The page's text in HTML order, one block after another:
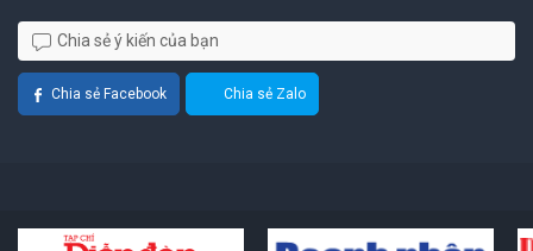
Chia sẻ ý kiến của bạn
Chia sẻ Facebook Chia sẻ Zalo